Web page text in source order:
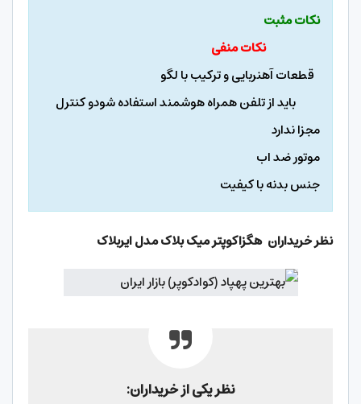
نکات مثبت
نکات منفی
قطعات آهنربایی و ترکیب با لگو
باید از تلفن همراه هوشمند استفاده شودو کنترل
مجزا ندارد
موتور ضد اب
جنس بدنه با کیفیت
نظر خریداران هگزاکوپتر میک بلاک مدل ایربلاک
نظر یکی از خریداران: